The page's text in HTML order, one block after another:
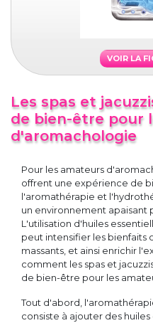
VOIR LA
Les spas et
de bien-être pour
d'aromachologie
Pour les amateurs
offrent une expérience de
l'aromathérapie et
un environnement apaisant
L'utilisation d'huiles
peut intensifier les bienfaits
massants, et ainsi enrichir
comment les spas et
de bien-être pour les
Tout d'abord,
consiste à ajouter des